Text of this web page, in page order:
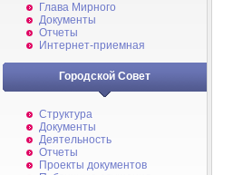
Глава Мирного
Документы
Отчеты
Интернет-приемная
Городской Совет
Структура
Документы
Деятельность
Отчеты
Проекты документов